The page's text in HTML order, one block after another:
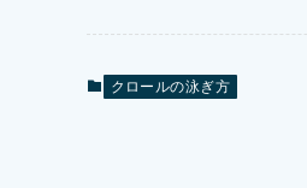
クロールの泳ぎ方